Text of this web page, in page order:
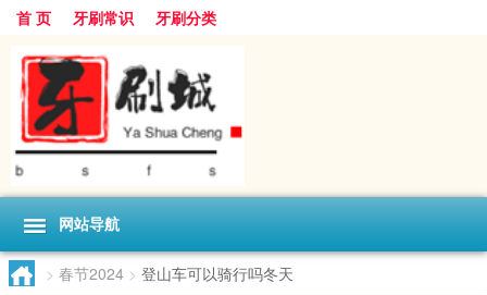
首 页 牙刷常识 牙刷分类
网站导航
> 春节2024 > 登山车可以骑行吗冬天